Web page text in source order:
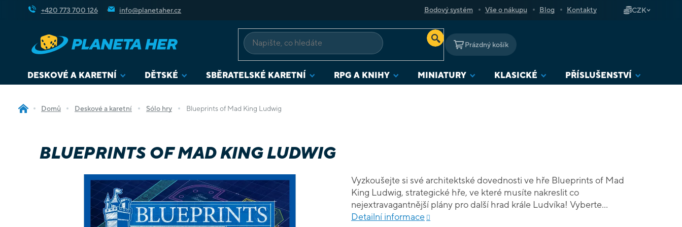
+420 773 700 126 info@planetaher.cz Bodový systém Vše o nákupu Blog Kontakty CZK
NÁKUPNÍ
KOŠÍK
Prázdný košík
DESKOVÉ A KARETNÍ DĚTSKÉ SBĚRATELSKÉ KARETNÍ RPG A KNIHY MINIATURY KLASICKÉ PŘÍSLUŠENSTVÍ
Domů Deskové a karetní Sólo hry Blueprints of Mad King Ludwig
BLUEPRINTS OF MAD KING LUDWIG
Vyzkoušejte si své architektské dovednosti ve hře Blueprints of Mad
King Ludwig, strategické hře, ve které musíte nakreslit co
nejextravagantnější plány pro další hrad krále Ludvíka! Vyberte
místnosti, které přidáte do půdorysu svého hradu. Jakmile dokončíte
Detailní informace